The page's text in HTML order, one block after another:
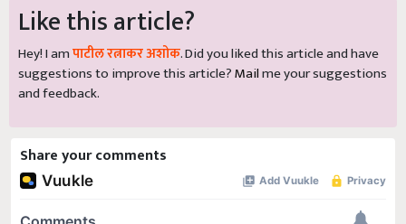
Like this article?
Hey! I amपाटील रत्नाकर अशोक. Did you liked this article and have
suggestions to improve this article?Mailme your suggestions
and feedback.
Share your comments